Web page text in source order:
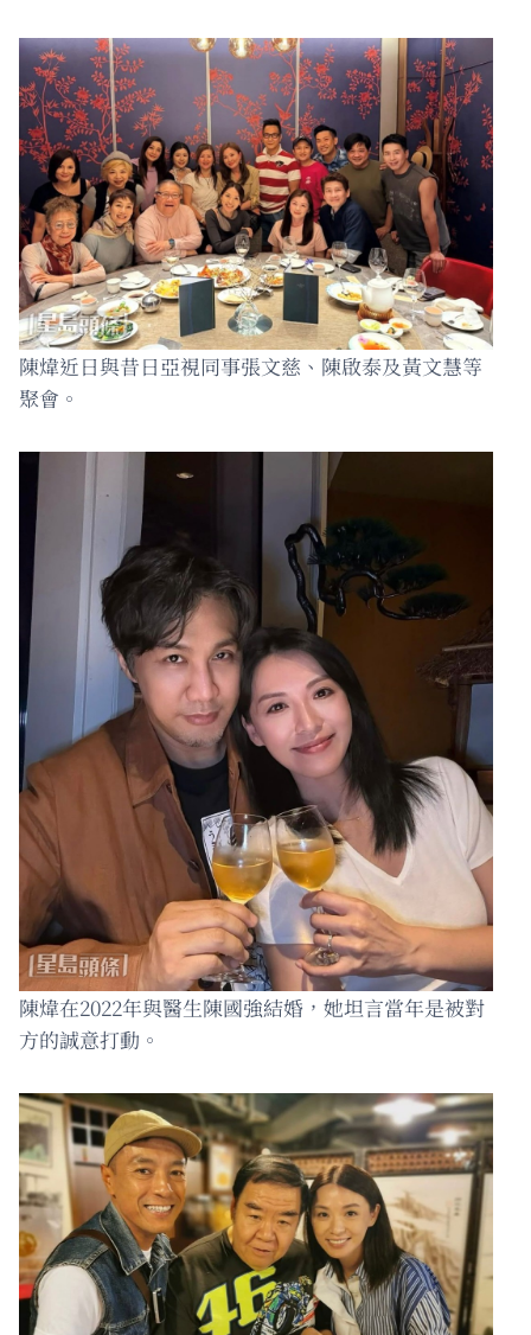
陳煒近日與昔日亞視同事張文慈、陳啟泰及黃文慧等
聚會。
陳煒在2022年與醫生陳國強結婚，她坦言當年是被對
方的誠意打動。